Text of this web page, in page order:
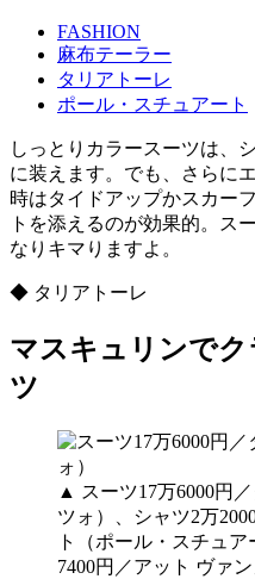
FASHION
麻布テーラー
タリアトーレ
ポール・スチュアート
しっとりカラースーツは、
に装えます。でも、さらに
時はタイドアップかスカー
トを添えるのが効果的。ス
なりキマりますよ。
◆ タリアトーレ
マスキュリンで
ツ
▲ スーツ17万6000円
ツォ）、シャツ2万
ト（ポール・スチュ
7400円／アット ヴァ